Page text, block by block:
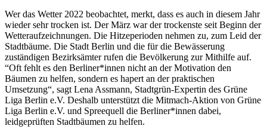
Wer das Wetter 2022 beobachtet, merkt, dass es auch in diesem Jahr
wieder sehr trocken ist. Der März war der trockenste seit Beginn der
Wetteraufzeichnungen. Die Hitzeperioden nehmen zu, zum Leid der
Stadtbäume. Die Stadt Berlin und die für die Bewässerung
zuständigen Bezirksämter rufen die Bevölkerung zur Mithilfe auf.
“Oft fehlt es den Berliner*innen nicht an der Motivation den
Bäumen zu helfen, sondern es hapert an der praktischen
Umsetzung“, sagt Lena Assmann, Stadtgrün-Expertin des Grüne
Liga Berlin e.V. Deshalb unterstützt die Mitmach-Aktion von Grüne
Liga Berlin e.V. und Spreequell die Berliner*innen dabei,
leidgeprüften Stadtbäumen zu helfen.